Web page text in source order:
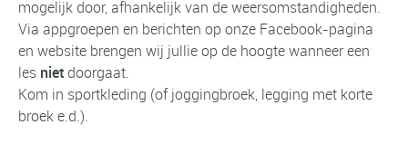
mogelijk door, afhankelijk van de weersomstandigheden.
Via appgroepen en berichten op onze Facebook-pagina
en website brengen wij jullie op de hoogte wanneer een
les niet doorgaat.
Kom in sportkleding (of joggingbroek, legging met korte
broek e.d.).